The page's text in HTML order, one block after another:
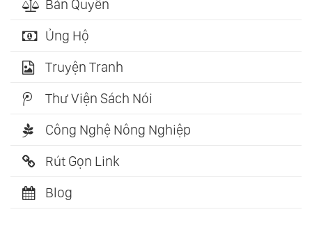
Bản Quyền
Ủng Hộ
Truyện Tranh
Thư Viện Sách Nói
Công Nghệ Nông Nghiệp
Rút Gọn Link
Blog